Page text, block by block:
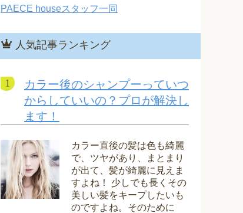
PAECE houseスタッフ一同
人気記事ランキング
カラー後のシャンプーっていつ
からしていいの？プロが解決し
ます！
カラー直後の髪は色も綺麗
で、ツヤがあり、まとまり
が出て、髪が綺麗に見えま
すよね！ 少しでも長くその
美しい髪をキープしたいも
のですよね。そのために